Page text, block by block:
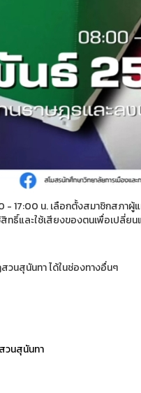
- 17:00 น. เลือกตั้งสมาชิกสภา
ธิ์และใช้เสียงของตนเพื่อเปลี่ย
วนสุนันทา ได้ในช่องทางอื่นๆ
วนสุนันทา